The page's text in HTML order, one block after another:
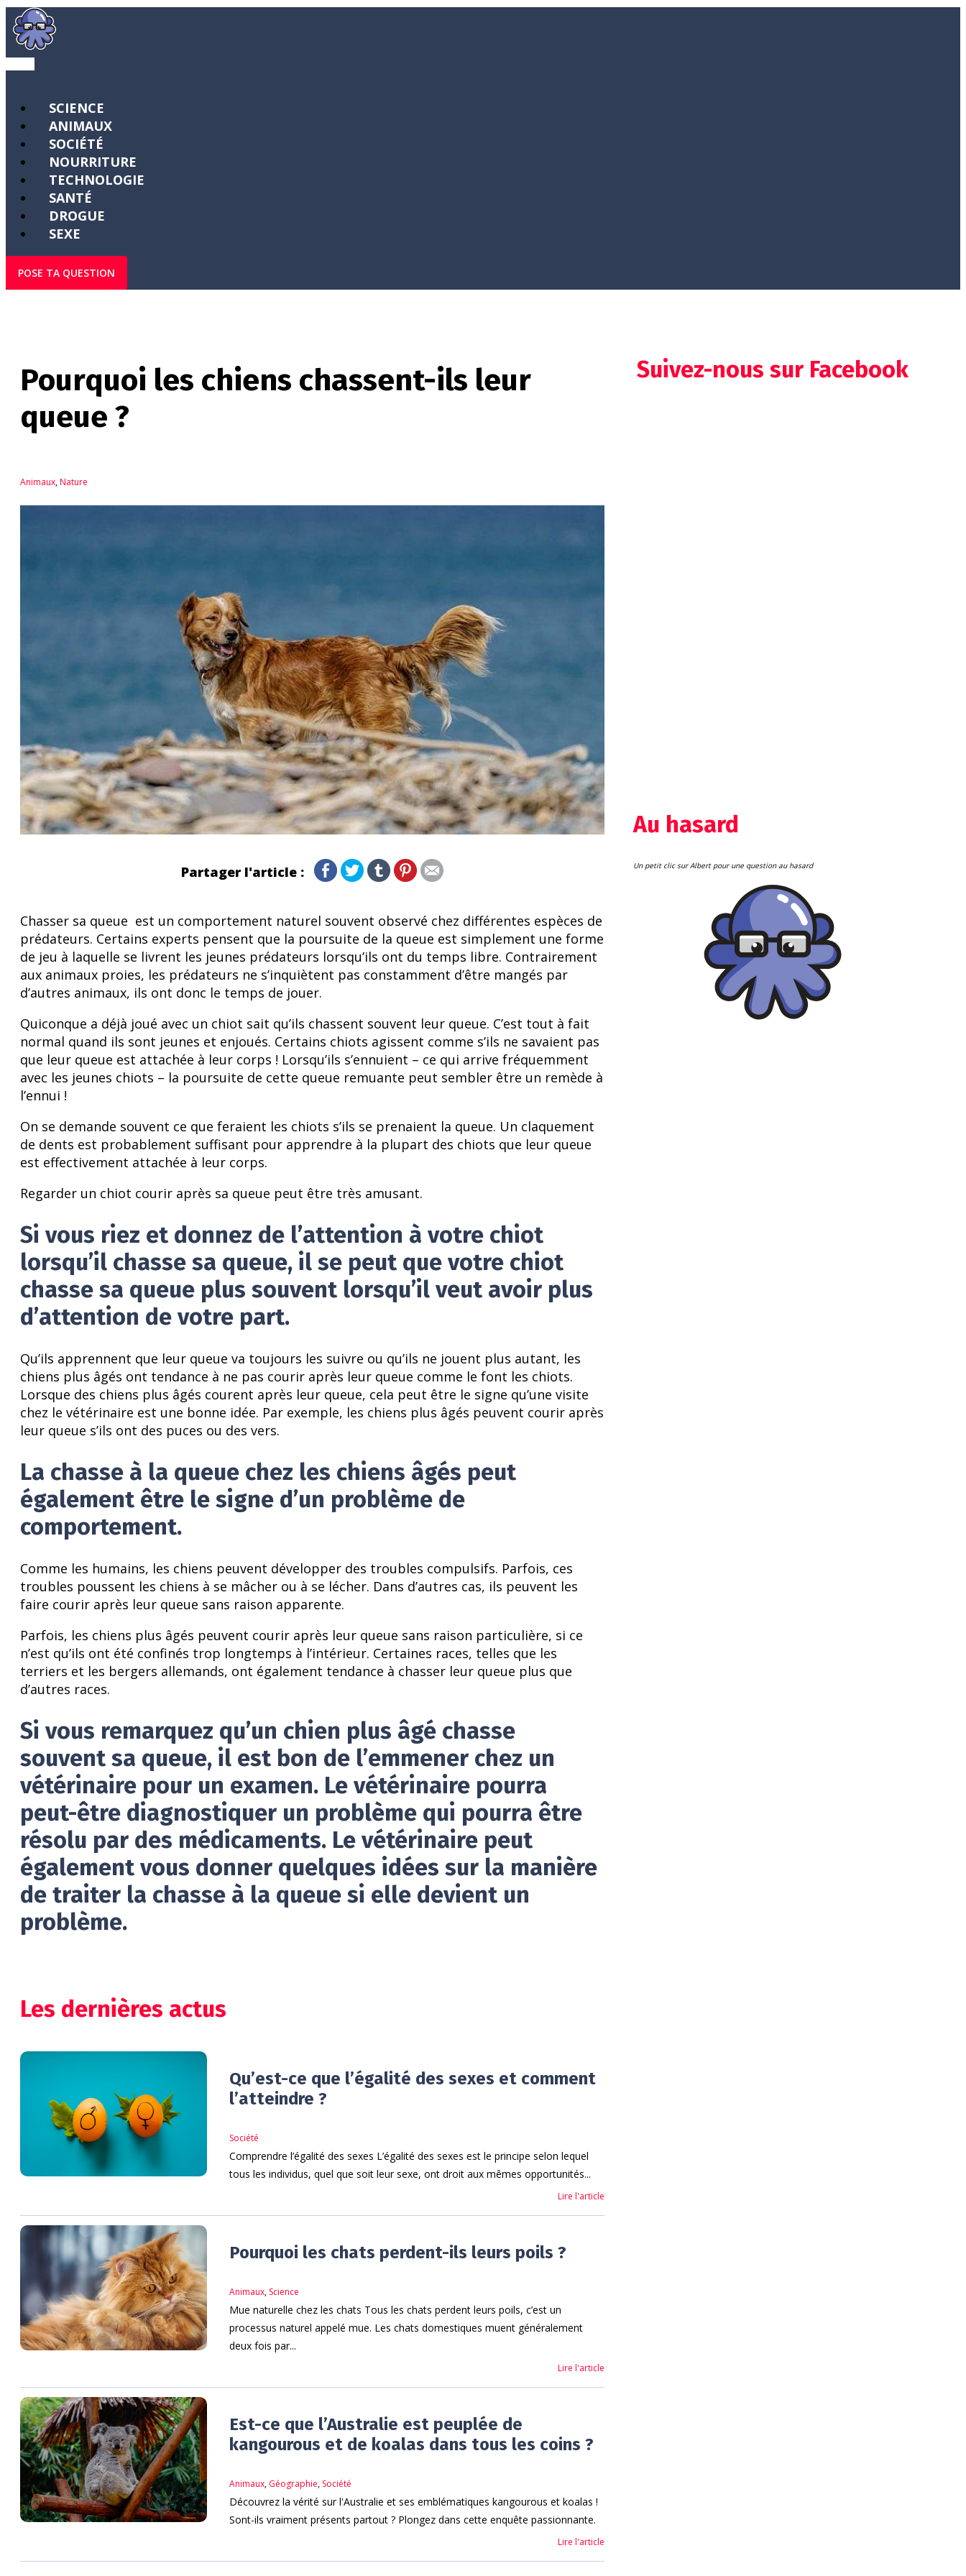
SCIENCE
ANIMAUX
SOCIÉTÉ
NOURRITURE
TECHNOLOGIE
SANTÉ
DROGUE
SEXE
POSE TA QUESTION
Pourquoi les chiens chassent-ils leur
queue ?
Animaux,Nature
Partager l'article :
Chasser sa queue est un comportement naturel souvent observé chez différentes espèces de
prédateurs. Certains experts pensent que la poursuite de la queue est simplement une forme
de jeu à laquelle se livrent les jeunes prédateurs lorsqu’ils ont du temps libre. Contrairement
aux animaux proies, les prédateurs ne s’inquiètent pas constamment d’être mangés par
d’autres animaux, ils ont donc le temps de jouer.
Quiconque a déjà joué avec un chiot sait qu’ils chassent souvent leur queue. C’est tout à fait
normal quand ils sont jeunes et enjoués. Certains chiots agissent comme s’ils ne savaient pas
que leur queue est attachée à leur corps ! Lorsqu’ils s’ennuient – ce qui arrive fréquemment
avec les jeunes chiots – la poursuite de cette queue remuante peut sembler être un remède à
l’ennui !
On se demande souvent ce que feraient les chiots s’ils se prenaient la queue. Un claquement
de dents est probablement suffisant pour apprendre à la plupart des chiots que leur queue
est effectivement attachée à leur corps.
Regarder un chiot courir après sa queue peut être très amusant.
Si vous riez et donnez de l’attention à votre chiot
lorsqu’il chasse sa queue, il se peut que votre chiot
chasse sa queue plus souvent lorsqu’il veut avoir plus
d’attention de votre part.
Qu’ils apprennent que leur queue va toujours les suivre ou qu’ils ne jouent plus autant, les
chiens plus âgés ont tendance à ne pas courir après leur queue comme le font les chiots.
Lorsque des chiens plus âgés courent après leur queue, cela peut être le signe qu’une visite
chez le vétérinaire est une bonne idée. Par exemple, les chiens plus âgés peuvent courir après
leur queue s’ils ont des puces ou des vers.
La chasse à la queue chez les chiens âgés peut
également être le signe d’un problème de
comportement.
Comme les humains, les chiens peuvent développer des troubles compulsifs. Parfois, ces
troubles poussent les chiens à se mâcher ou à se lécher. Dans d’autres cas, ils peuvent les
faire courir après leur queue sans raison apparente.
Parfois, les chiens plus âgés peuvent courir après leur queue sans raison particulière, si ce
n’est qu’ils ont été confinés trop longtemps à l’intérieur. Certaines races, telles que les
terriers et les bergers allemands, ont également tendance à chasser leur queue plus que
d’autres races.
Si vous remarquez qu’un chien plus âgé chasse
souvent sa queue, il est bon de l’emmener chez un
vétérinaire pour un examen. Le vétérinaire pourra
peut-être diagnostiquer un problème qui pourra être
résolu par des médicaments. Le vétérinaire peut
également vous donner quelques idées sur la manière
de traiter la chasse à la queue si elle devient un
problème.
Les dernières actus
Qu’est-ce que l’égalité des sexes et comment
l’atteindre ?
Société
Comprendre l’égalité des sexes L’égalité des sexes est le principe selon lequel
tous les individus, quel que soit leur sexe, ont droit aux mêmes opportunités...
Lire l'article
Pourquoi les chats perdent-ils leurs poils ?
Animaux, Science
Mue naturelle chez les chats Tous les chats perdent leurs poils, c’est un
processus naturel appelé mue. Les chats domestiques muent généralement
deux fois par...
Lire l'article
Est-ce que l’Australie est peuplée de
kangourous et de koalas dans tous les coins ?
Animaux, Géographie, Société
Découvrez la vérité sur l'Australie et ses emblématiques kangourous et koalas !
Sont-ils vraiment présents partout ? Plongez dans cette enquête passionnante.
Lire l'article
Suivez-nous sur Facebook
Au hasard
Un petit clic sur Albert pour une question au hasard